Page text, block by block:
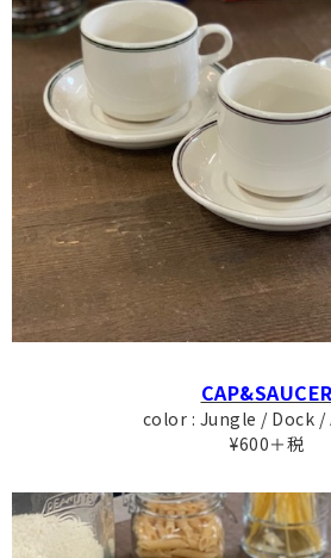
CAP&SAUCER
color : Jungle / Dock /
¥600＋税